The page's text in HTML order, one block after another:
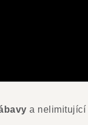
a nelimitující